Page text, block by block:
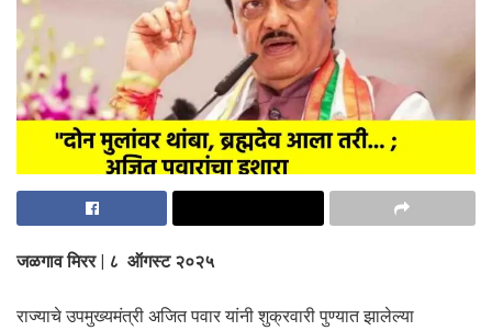
जळगाव मिरर | ८ ऑगस्ट २०२५
राज्याचे उपमुख्यमंत्री अजित पवार यांनी शुक्रवारी पुण्यात झालेल्या